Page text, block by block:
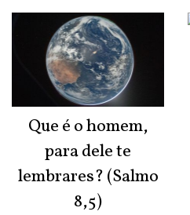
Que é o homem,
para dele te
lembrares? (Salmo
8,5)